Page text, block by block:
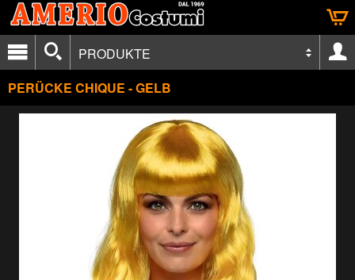
PRODUKTE
PERÜCKE CHIQUE - GELB